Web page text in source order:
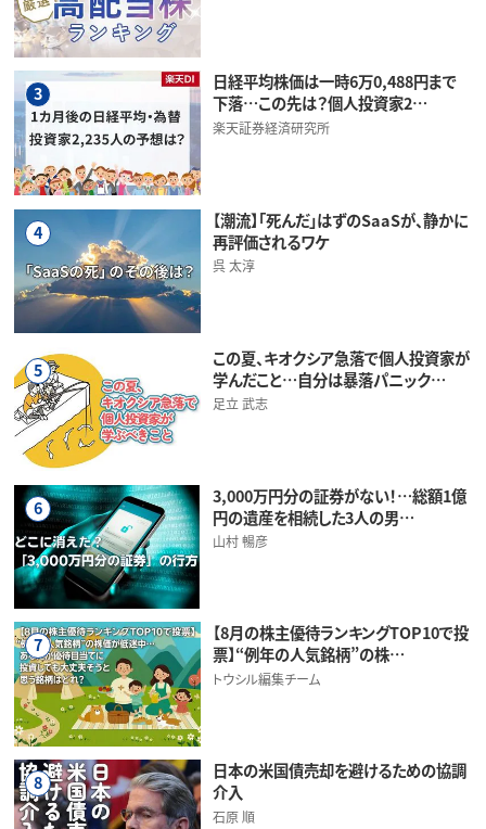
3
日経平均株価は一時6万0,488円まで
下落…この先は？個人投資家2…
楽天証券経済研究所
4
【潮流】「死んだ」はずのSaaSが、静かに
再評価されるワケ
呉 太淳
5
この夏、キオクシア急落で個人投資家が
学んだこと…自分は暴落パニック…
足立 武志
6
3,000万円分の証券がない！…総額1億
円の遺産を相続した3人の男…
山村 暢彦
7
【8月の株主優待ランキングTOP10で投
票】“例年の人気銘柄”の株…
トウシル編集チーム
8
日本の米国債売却を避けるための協調
介入
石原 順